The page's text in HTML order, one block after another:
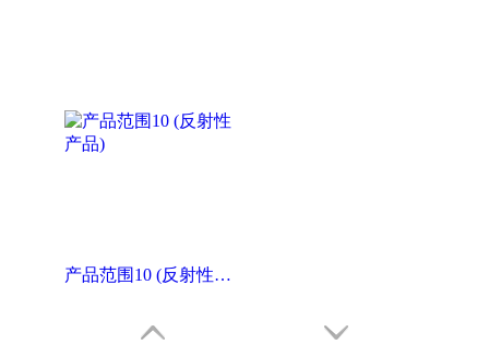
产品范围10 (反射性产品)